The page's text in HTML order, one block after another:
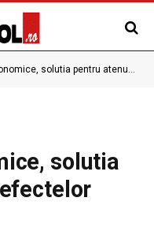
pentru atenuarea efectelor sedentarismului
solutia